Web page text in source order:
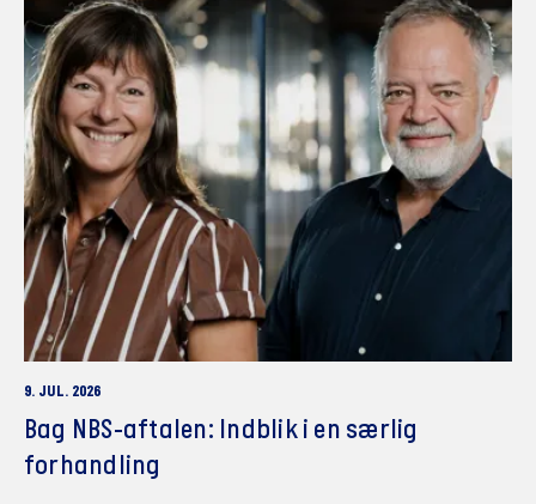
9. JUL. 2026
Bag NBS-aftalen: Indblik i en særlig
forhandling